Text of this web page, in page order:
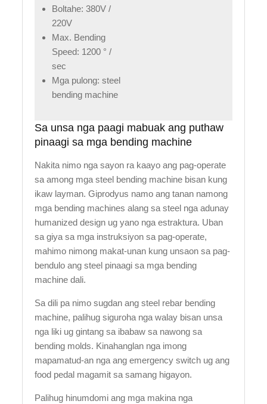
Boltahe: 380V /
220V
Max. Bending
Speed: 1200 ° /
sec
Mga pulong: steel
bending machine
Sa unsa nga paagi mabuak ang puthaw
pinaagi sa mga bending machine
Nakita nimo nga sayon ra kaayo ang pag-operate
sa among mga steel bending machine bisan kung
ikaw layman. Giprodyus namo ang tanan namong
mga bending machines alang sa steel nga adunay
humanized design ug yano nga estraktura. Uban
sa giya sa mga instruksiyon sa pag-operate,
mahimo nimong makat-unan kung unsaon sa pag-
bendulo ang steel pinaagi sa mga bending
machine dali.
Sa dili pa nimo sugdan ang steel rebar bending
machine, palihug siguroha nga walay bisan unsa
nga liki ug gintang sa ibabaw sa nawong sa
bending molds. Kinahanglan nga imong
mapamatud-an nga ang emergency switch ug ang
food pedal magamit sa samang higayon.
Palihug hinumdomi ang mga makina nga